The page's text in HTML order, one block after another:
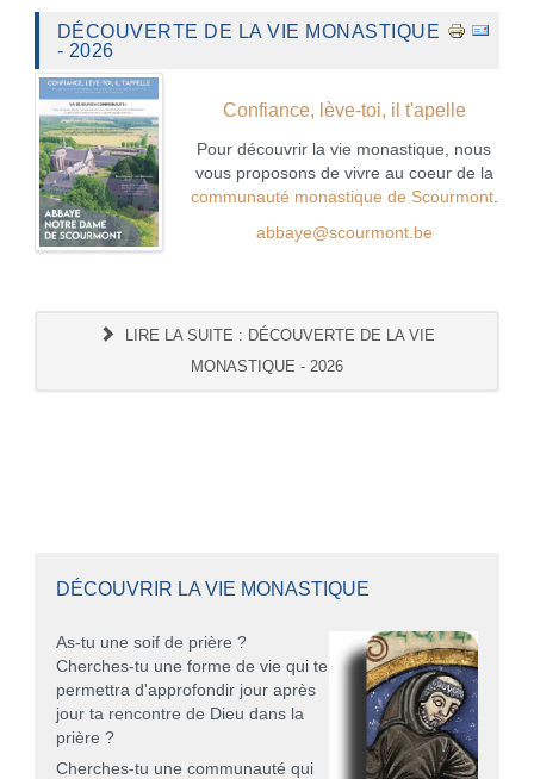
DÉCOUVERTE DE LA VIE MONASTIQUE
- 2026
Confiance, lève-toi, il t'apelle
Pour découvrir la vie monastique, nous
vous proposons de vivre au coeur de la
communauté monastique de Scourmont.
abbaye@scourmont.be
LIRE LA SUITE : DÉCOUVERTE DE LA VIE
MONASTIQUE - 2026
DÉCOUVRIR LA VIE MONASTIQUE
As-tu une soif de prière ?
Cherches-tu une forme de vie qui te
permettra d'approfondir jour après
jour ta rencontre de Dieu dans la
prière ?
Cherches-tu une communauté qui